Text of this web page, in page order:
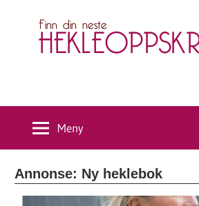
Meny
Annonse: Ny heklebok